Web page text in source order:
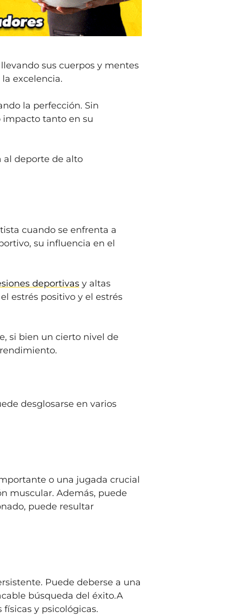
sus cuerpos y mentes
excelencia.
la perfección. Sin
impacto tanto en su
al deporte de alto
cuando se enfrenta a
su influencia en el
deportivas y altas
estrés positivo y el estrés
si bien un cierto nivel de
desglosarse en varios
o una jugada crucial
muscular. Además, puede
puede resultar
Puede deberse a una
búsqueda del éxito.A
y psicológicas.